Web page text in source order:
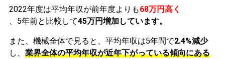
2022年度は平均年収が前年度よりも68万円高く
、5年前と比較して45万円増加しています。
また、機械全体で見ると、平均年収は5年間で2.4%減少
し、 業界全体の平均年収が近年下がっている傾向にある